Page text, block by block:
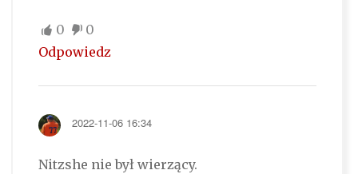
0
0
Odpowiedz
2022-11-06 16:34
Nitzshe nie był wierzący.